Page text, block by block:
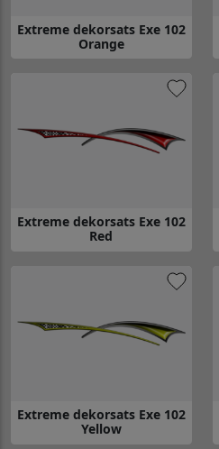
Extreme dekorsats Exe 102
Orange
Extreme dekorsats Exe 102
Red
Extreme dekorsats Exe 102
Yellow